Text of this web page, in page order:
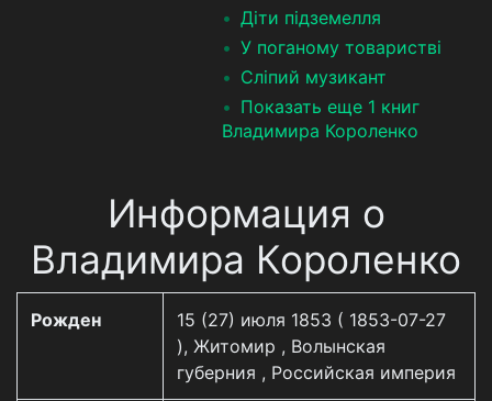
Діти підземелля
У поганому товаристві
Сліпий музикант
Показать еще 1 книг
Владимира Короленко
Информация о
Владимира Короленко
Рожден
15 (27) июля 1853 ( 1853-07-27
), Житомир , Волынская
губерния , Российская империя